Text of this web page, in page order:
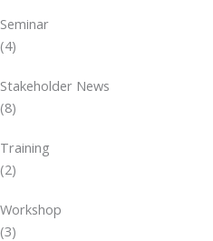
Seminar
(4)
Stakeholder News
(8)
Training
(2)
Workshop
(3)